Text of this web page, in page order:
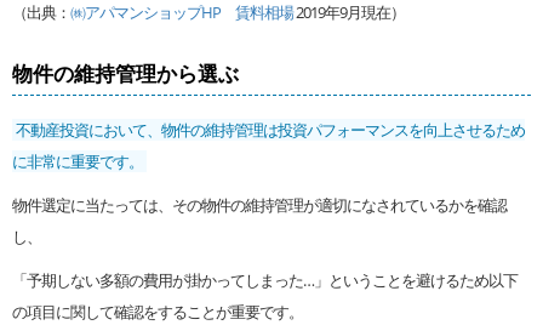
（出典： ㈱アパマンショップHP 賃料相場2019年9月現在）
物件の維持管理から選ぶ
不動産投資において、物件の維持管理は投資パフォーマンスを向上させるため
に非常に重要です。
物件選定に当たっては、その物件の維持管理が適切になされているかを確認
し、
「予期しない多額の費用が掛かってしまった…」ということを避けるため以下
の項目に関して確認をすることが重要です。